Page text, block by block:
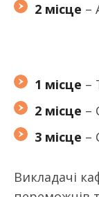
2 місце –
1 місце –
2 місце –
3 місце –
Викладачі